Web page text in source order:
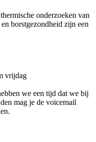
onderzoeken van
borstgezondheid zijn een
vrijdag
we een tijd dat we bij
mag je de voicemail